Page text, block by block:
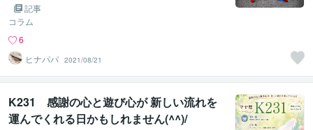
記事
コラム
6
ヒナパパ 2021/08/21
K231 感謝の心と遊び心が 新しい流れを
運んでくれる日かもしれません(^^)/